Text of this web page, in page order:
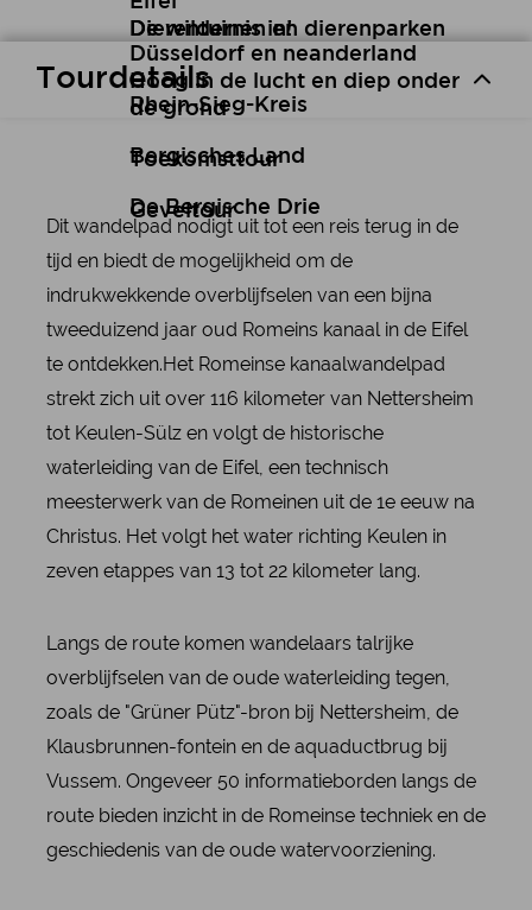
De wildernis in!
Hoog in de lucht en diep onder
de grond
Toekomsttour
Geveltour
Düsseldorf en neanderland
Rhein-Sieg-Kreis
Bergisches Land
De Bergische Drie
Dierentuinen en dierenparken
Tourdetails
Dit wandelpad nodigt uit tot een reis terug in de
tijd en biedt de mogelijkheid om de
indrukwekkende overblijfselen van een bijna
tweeduizend jaar oud Romeins kanaal in de Eifel
te ontdekken.Het Romeinse kanaalwandelpad
strekt zich uit over 116 kilometer van Nettersheim
tot Keulen-Sülz en volgt de historische
waterleiding van de Eifel, een technisch
meesterwerk van de Romeinen uit de 1e eeuw na
Christus. Het volgt het water richting Keulen in
zeven etappes van 13 tot 22 kilometer lang.
Langs de route komen wandelaars talrijke
overblijfselen van de oude waterleiding tegen,
zoals de "Grüner Pütz"-bron bij Nettersheim, de
Klausbrunnen-fontein en de aquaductbrug bij
Vussem. Ongeveer 50 informatieborden langs de
route bieden inzicht in de Romeinse techniek en de
geschiedenis van de oude watervoorziening.